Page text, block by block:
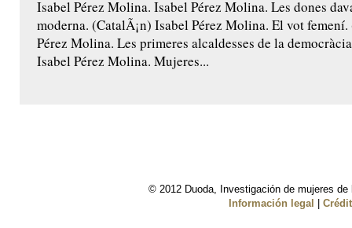
Isabel Pérez Molina. Isabel Pérez Molina. Les dones
moderna. (CatalÃ¡n) Isabel Pérez Molina. El vot
Pérez Molina. Les primeres alcaldesses de la
Isabel Pérez Molina. Mujeres...
© 2012 Duoda, Investigación de mujeres
Información legal